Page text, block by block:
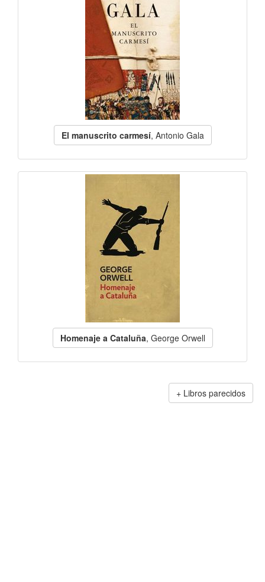
El manuscrito carmesí, Antonio Gala
Homenaje a Cataluña, George Orwell
Libros parecidos